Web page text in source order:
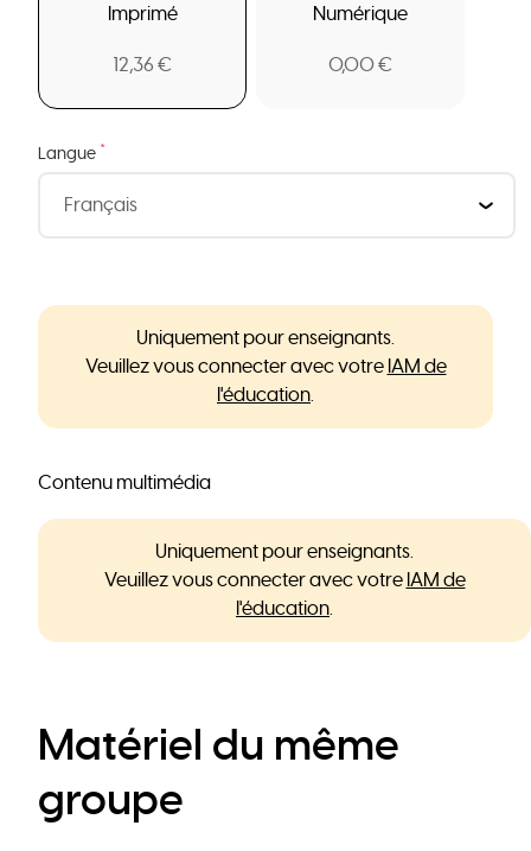
Imprimé
12,36 €
Numérique
0,00 €
Langue *
Uniquement pour enseignants.
Veuillez vous connecter avec votre IAM de
l'éducation.
Contenu multimédia
Uniquement pour enseignants.
Veuillez vous connecter avec votre IAM de
l'éducation.
Matériel du même
groupe